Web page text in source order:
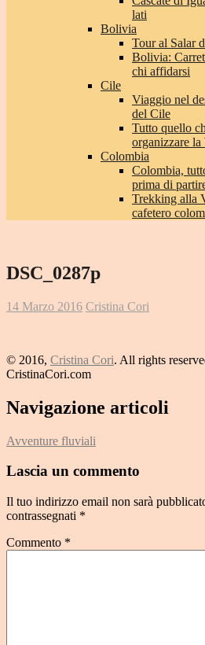
lati
Bolivia
Tour al Salar
Bolivia:
chi affidarsi
Cile
Viaggio nel
del Cile
Tutto quello
organizzare
Colombia
Colombia,
prima di
Trekking alla
cafetero
DSC_0287p
14 Marzo 2016 Cristina Cori
© 2016, Cristina Cori. All rights
CristinaCori.com
Navigazione articoli
Avventure fluviali
Lascia un commento
Il tuo indirizzo email non sarà
contrassegnati *
Commento *